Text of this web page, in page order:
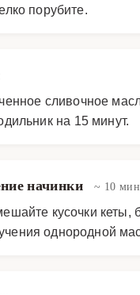
порубите.
сливочное
на 15 минут.
начинки ~ 10 мин
кусочки
однородной